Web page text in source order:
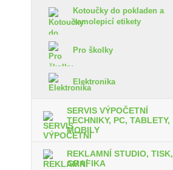
Kotoučky do pokladen a
samolepicí etikety
Pro školky
Elektronika
SERVIS VÝPOČETNÍ
TECHNIKY, PC, TABLETY,
MOBILY
REKLAMNÍ STUDIO, TISK,
GRAFIKA